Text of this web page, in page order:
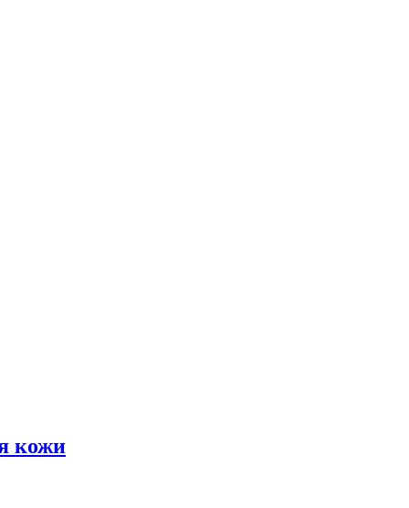
кожи